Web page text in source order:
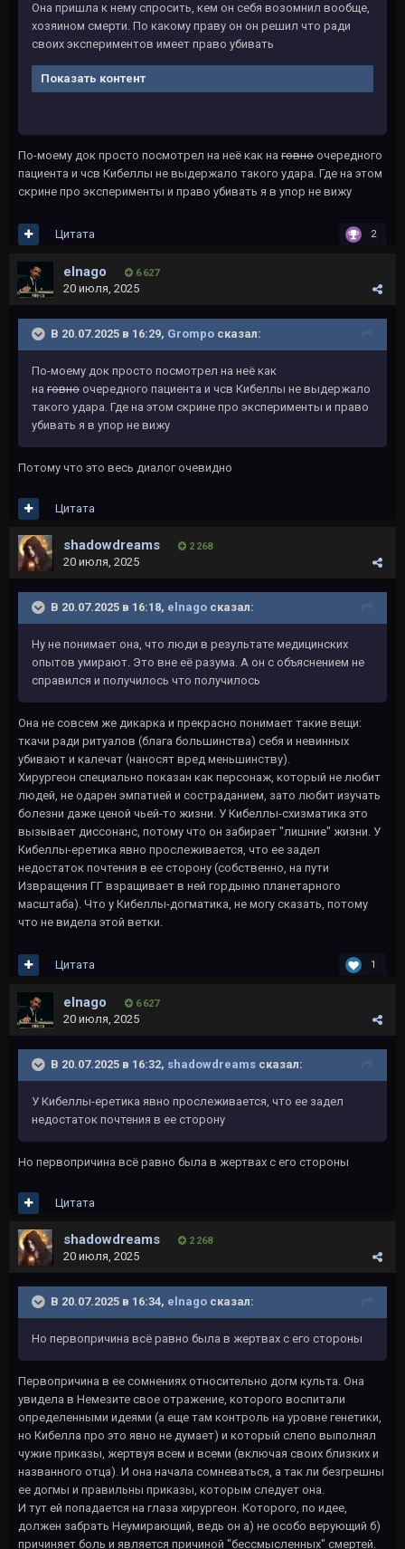
Она пришла к нему спросить, кем он себя возомнил вообще,
хозяином смерти. По какому праву он он решил что ради
своих экспериментов имеет право убивать
Показать контент
По-моему док просто посмотрел на неë как на говно очередного
пациента и чсв Кибеллы не выдержало такого удара. Где на этом
скрине про эксперименты и право убивать я в упор не вижу
2
Цитата
elnago 6 627
20 июля, 2025
В 20.07.2025 в 16:29, Grompo сказал:
По-моему док просто посмотрел на неë как
на говно очередного пациента и чсв Кибеллы не выдержало
такого удара. Где на этом скрине про эксперименты и право
убивать я в упор не вижу
Потому что это весь диалог очевидно
Цитата
shadowdreams 2 268
20 июля, 2025
В 20.07.2025 в 16:18, elnago сказал:
Ну не понимает она, что люди в результате медицинских
опытов умирают. Это вне её разума. А он с объяснением не
справился и получилось что получилось
Она не совсем же дикарка и прекрасно понимает такие вещи:
ткачи ради ритуалов (блага большинства) себя и невинных
убивают и калечат (наносят вред меньшинству).
Хирургеон специально показан как персонаж, который не любит
людей, не одарен эмпатией и состраданием, зато любит изучать
болезни даже ценой чьей-то жизни. У Кибеллы-схизматика это
вызывает диссонанс, потому что он забирает "лишние" жизни. У
Кибеллы-еретика явно прослеживается, что ее задел
недостаток почтения в ее сторону (собственно, на пути
Извращения ГГ взращивает в ней гордыню планетарного
масштаба). Что у Кибеллы-догматика, не могу сказать, потому
что не видела этой ветки.
1
Цитата
elnago 6 627
20 июля, 2025
В 20.07.2025 в 16:32, shadowdreams сказал:
У Кибеллы-еретика явно прослеживается, что ее задел
недостаток почтения в ее сторону
Но первопричина всё равно была в жертвах с его стороны
Цитата
shadowdreams 2 268
20 июля, 2025
В 20.07.2025 в 16:34, elnago сказал:
Но первопричина всё равно была в жертвах с его стороны
Первопричина в ее сомнениях относительно догм культа. Она
увидела в Немезите свое отражение, которого воспитали
определенными идеями (а еще там контроль на уровне генетики,
но Кибелла про это явно не думает) и который слепо выполнял
чужие приказы, жертвуя всем и всеми (включая своих близких и
названного отца). И она начала сомневаться, а так ли безгрешны
ее догмы и правильны приказы, которым следует она.
И тут ей попадается на глаза хирургеон. Которого, по идее,
должен забрать Неумирающий, ведь он а) не особо верующий б)
причиняет боль и является причиной "бессмысленных" смертей.